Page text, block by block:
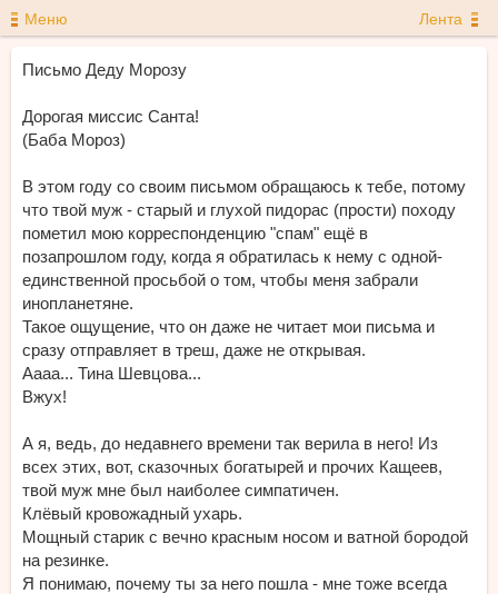
Меню Лента
Письмо Деду Морозу
Дорогая миссис Санта!
(Баба Мороз)
В этом году со своим письмом обращаюсь к тебе, потому
что твой муж - старый и глухой пидорас (прости) походу
пометил мою корреспонденцию "спам" ещё в
позапрошлом году, когда я обратилась к нему с одной-
единственной просьбой о том, чтобы меня забрали
инопланетяне.
Такое ощущение, что он даже не читает мои письма и
сразу отправляет в треш, даже не открывая.
Аааа... Тина Шевцова...
Вжух!
А я, ведь, до недавнего времени так верила в него! Из
всех этих, вот, сказочных богатырей и прочих Кащеев,
твой муж мне был наиболее симпатичен.
Клёвый кровожадный ухарь.
Мощный старик с вечно красным носом и ватной бородой
на резинке.
Я понимаю, почему ты за него пошла - мне тоже всегда